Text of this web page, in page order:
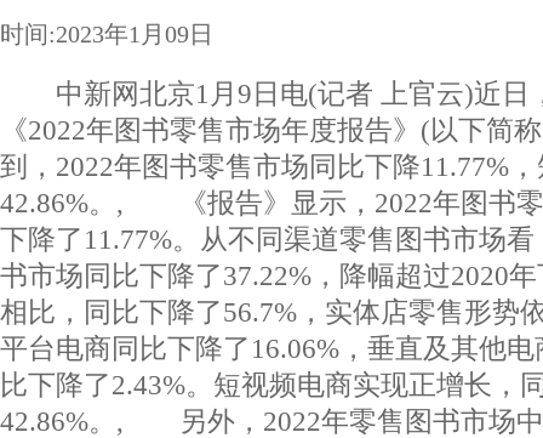
时间:2023年1月09日
中新网北京1月9日电(记者 上官云)近日
《2022年图书零售市场年度报告》(以下简
到，2022年图书零售市场同比下降11.77%
42.86%。, 《报告》显示，2022年图书零
下降了11.77%。从不同渠道零售图书市场
书市场同比下降了37.22%，降幅超过2020
相比，同比下降了56.7%，实体店零售形
平台电商同比下降了16.06%，垂直及其他
比下降了2.43%。短视频电商实现正增长，
42.86%。, 另外，2022年零售图书市场